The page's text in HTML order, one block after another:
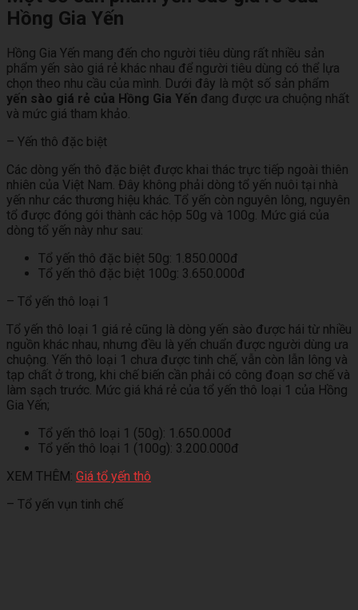
Hồng Gia Yến
Hồng Gia Yến mang đến cho người tiêu dùng rất nhiều sản
phẩm yến sào giá rẻ khác nhau để người tiêu dùng có thể lựa
chọn theo nhu cầu của mình. Dưới đây là một số sản phẩm
yến sào giá rẻ của Hồng Gia Yến đang được ưa chuộng nhất
và mức giá tham khảo.
– Yến thô đặc biệt
Các dòng yến thô đặc biệt được khai thác trực tiếp ngoài thiên
nhiên của Việt Nam. Đây không phải dòng tổ yến nuôi tại nhà
yến như các thương hiệu khác. Tổ yến còn nguyên lông, nguyên
tổ được đóng gói thành các hộp 50g và 100g. Mức giá của
dòng tổ yến này như sau:
Tổ yến thô đặc biệt 50g: 1.850.000đ
Tổ yến thô đặc biệt 100g: 3.650.000đ
– Tổ yến thô loại 1
Tổ yến thô loại 1 giá rẻ cũng là dòng yến sào được hái từ nhiều
nguồn khác nhau, nhưng đều là yến chuẩn được người dùng ưa
chuộng. Yến thô loại 1 chưa được tinh chế, vẫn còn lẫn lông và
tạp chất ở trong, khi chế biến cần phải có công đoạn sơ chế và
làm sạch trước. Mức giá khá rẻ của tổ yến thô loại 1 của Hồng
Gia Yến;
Tổ yến thô loại 1 (50g): 1.650.000đ
Tổ yến thô loại 1 (100g): 3.200.000đ
XEM THÊM: Giá tổ yến thô
– Tổ yến vụn tinh chế